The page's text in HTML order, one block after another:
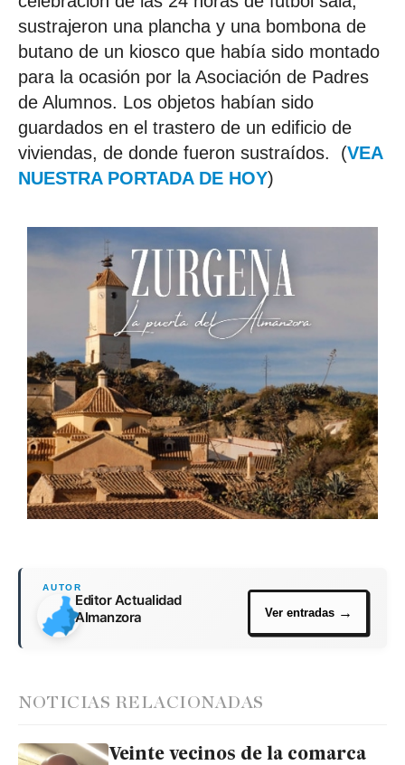
sustrajeron una plancha y una bombona de
butano de un kiosco que había sido montado
para la ocasión por la Asociación de Padres
de Alumnos. Los objetos habían sido
guardados en el trastero de un edificio de
viviendas, de donde fueron sustraídos. (VEA
NUESTRA PORTADA DE HOY)
Editor Actualidad
Almanzora
NOTICIAS RELACIONADAS
Veinte vecinos de la comarca